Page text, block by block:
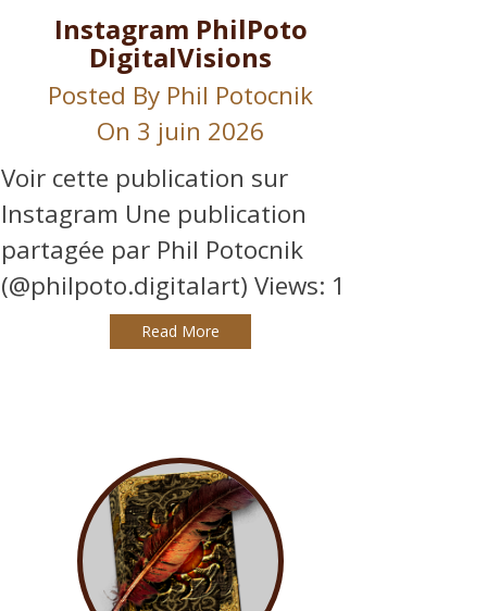
Instagram PhilPoto
DigitalVisions
Posted By Phil Potocnik
On 3 juin 2026
Voir cette publication sur
Instagram Une publication
partagée par Phil Potocnik
(@philpoto.digitalart) Views: 1
Read More